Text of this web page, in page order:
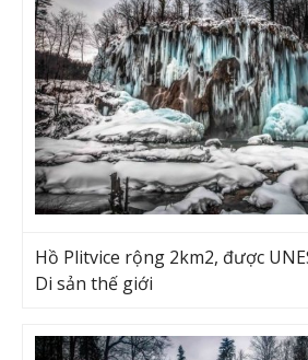
Hồ Plitvice rộng 2km2, được
Di sản thế giới